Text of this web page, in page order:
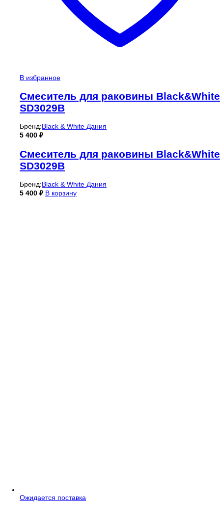
В избранное
Смеситель для раковины Black&White
SD3029B
Бренд:Black & White Дания
5 400 ₽
Смеситель для раковины Black&White
SD3029B
Бренд:Black & White Дания
5 400 ₽ В корзину
Ожидается поставка